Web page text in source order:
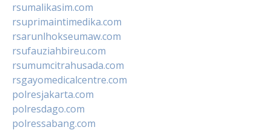
rsumalikasim.com
rsuprimaintimedika.com
rsarunlhokseumaw.com
rsufauziahbireu.com
rsumumcitrahusada.com
rsgayomedicalcentre.com
polresjakarta.com
polresdago.com
polressabang.com